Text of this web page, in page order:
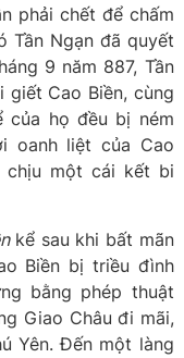
phải chết để chấm
Tần Ngạn đã quyết
9 năm 887, Tần
giết Cao Biền, cùng
của họ đều bị ném
oanh liệt của Cao
chịu một cái kết bi
kể sau khi bất mãn
Biền bị triều đình
bằng phép thuật
Giao Châu đi mãi,
Yên. Đến một làng